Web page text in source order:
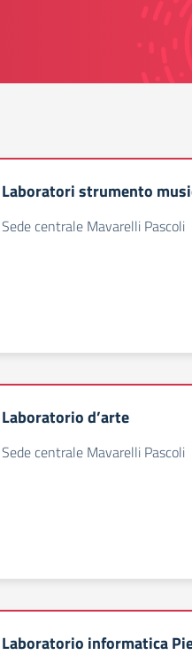
Laboratori strumento
Sede centrale Mavarelli Pascoli
Laboratorio d’arte
Sede centrale Mavarelli Pascoli
Laboratorio informatica